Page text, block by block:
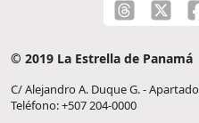
© 2019 La Estrella de Panamá
C/ Alejandro A. Duque G. -
Teléfono: +507 204-0000